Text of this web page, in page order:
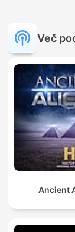
Več
Ancient